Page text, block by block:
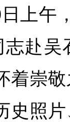
上午
赴
着崇
史照